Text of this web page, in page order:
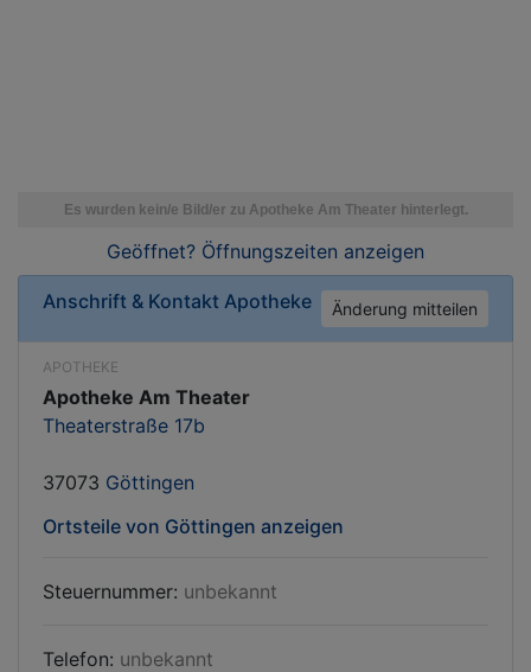
Geöffnet? Öffnungszeiten anzeigen
Anschrift & Kontakt Apotheke Änderung mitteilen
APOTHEKE
Apotheke Am Theater
Theaterstraße 17b
37073 Göttingen
Ortsteile von Göttingen anzeigen
Steuernummer: unbekannt
Telefon: unbekannt